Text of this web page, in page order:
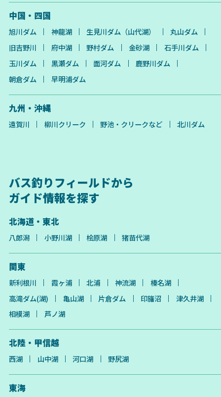
中国・四国
旭川ダム 神龍湖 生見川ダム（山代湖）
丸山ダム
旧吉野川
府中湖 野村ダム 金砂湖
石手川ダム
玉川ダム
黒瀬ダム 面河ダム
鹿野川ダム
朝倉ダム
早明浦ダム
九州・沖縄
遠賀川 柳川クリーク 野池・クリークなど 北川ダム
バス釣りフィールドから
ガイド情報を探す
北海道・東北
八郎潟 小野川湖 桧原湖 猪苗代湖
関東
新利根川 霞ヶ浦 北浦 神流湖
榛名湖
高滝ダム(湖)
亀山湖 片倉ダム 印旛沼
津久井湖
相模湖
芦ノ湖
北陸・甲信越
西湖 山中湖 河口湖 野尻湖
東海